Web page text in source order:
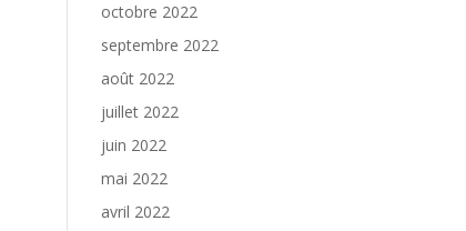
octobre 2022
septembre 2022
août 2022
juillet 2022
juin 2022
mai 2022
avril 2022